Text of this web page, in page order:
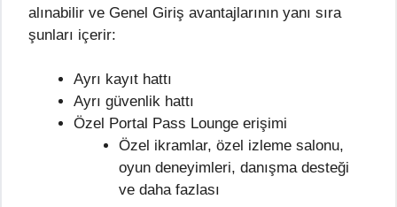
alınabilir ve Genel Giriş avantajlarının yanı sıra
şunları içerir:
Ayrı kayıt hattı
Ayrı güvenlik hattı
Özel Portal Pass Lounge erişimi
Özel ikramlar, özel izleme salonu,
oyun deneyimleri, danışma desteği
ve daha fazlası